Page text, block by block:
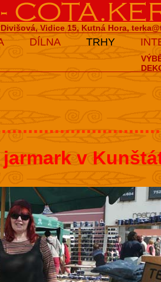
Divišová, Vidice 15, Kutná Hora,
DÍLNA TRHY
v